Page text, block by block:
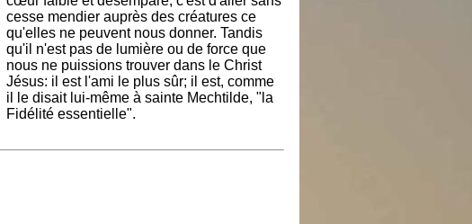
cesse mendier auprès des créatures ce
qu'elles ne peuvent nous donner. Tandis
qu'il n'est pas de lumière ou de force que
nous ne puissions trouver dans le Christ
Jésus: il est l'ami le plus sûr; il est, comme
il le disait lui-même à sainte Mechtilde, "la
Fidélité essentielle".